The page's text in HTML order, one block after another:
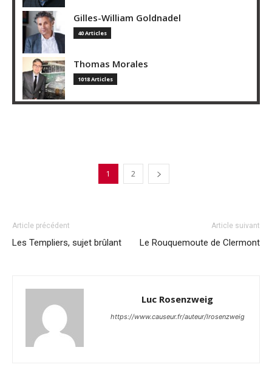
Gilles-William Goldnadel
40 Articles
Thomas Morales
1018 Articles
1 2
Article précédent
Les Templiers, sujet brûlant
Article suivant
Le Rouquemoute de Clermont
Luc Rosenzweig
https://www.causeur.fr/auteur/lrosenzweig